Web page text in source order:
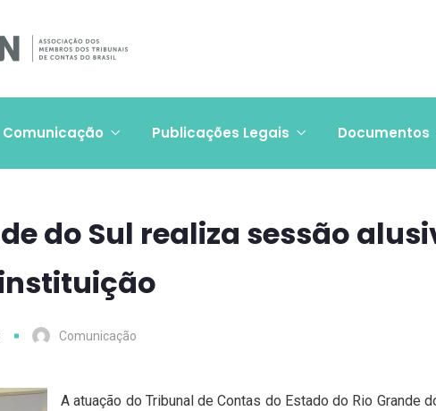
Comunicação Publicações Legais Documentos
do Sul realiza sessão
Comunicação
A atuação do Tribunal de Contas do Estado do Rio Grande